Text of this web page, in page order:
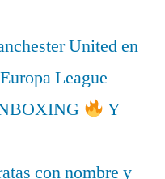
United en
League
Y
con nombre y